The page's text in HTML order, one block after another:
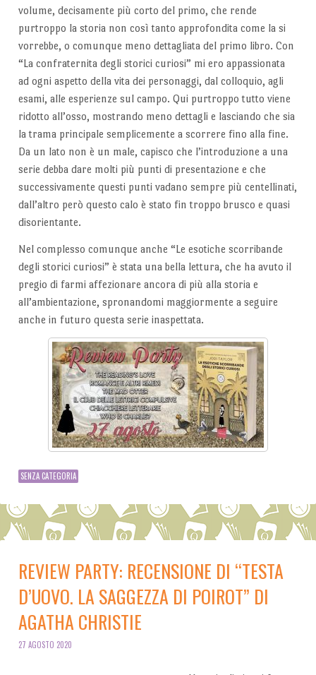
volume, decisamente più corto del primo, che rende
purtroppo la storia non così tanto approfondita come la si
vorrebbe, o comunque meno dettagliata del primo libro. Con
“La confraternita degli storici curiosi” mi ero appassionata
ad ogni aspetto della vita dei personaggi, dal colloquio, agli
esami, alle esperienze sul campo. Qui purtroppo tutto viene
ridotto all’osso, mostrando meno dettagli e lasciando che sia
la trama principale semplicemente a scorrere fino alla fine.
Da un lato non è un male, capisco che l’introduzione a una
serie debba dare molti più punti di presentazione e che
successivamente questi punti vadano sempre più centellinati,
dall’altro però questo calo è stato fin troppo brusco e quasi
disorientante.
Nel complesso comunque anche “Le esotiche scorribande
degli storici curiosi” è stata una bella lettura, che ha avuto il
pregio di farmi affezionare ancora di più alla storia e
all’ambientazione, spronandomi maggiormente a seguire
anche in futuro questa serie inaspettata.
SENZA CATEGORIA
REVIEW PARTY: RECENSIONE DI “TESTA
D’UOVO. LA SAGGEZZA DI POIROT” DI
AGATHA CHRISTIE
27 AGOSTO 2020